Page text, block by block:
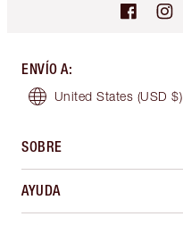
ENVÍO A:
United States (USD $)
SOBRE
AYUDA